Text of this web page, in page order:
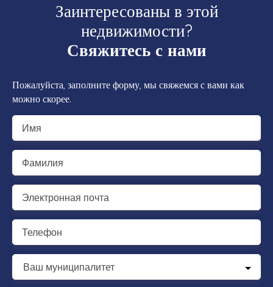
Заинтересованы в этой
недвижимости?
Свяжитесь с нами
Пожалуйста, заполните форму, мы свяжемся с вами как
можно скорее.
Имя
Фамилия
Электронная почта
Телефон
Ваш муниципалитет